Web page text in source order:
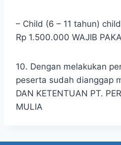
– Child (6 – 11 tahun)
Rp 1.500.000 WAJIB
10. Dengan melakukan
peserta sudah dianggap
DAN KETENTUAN PT.
MULIA